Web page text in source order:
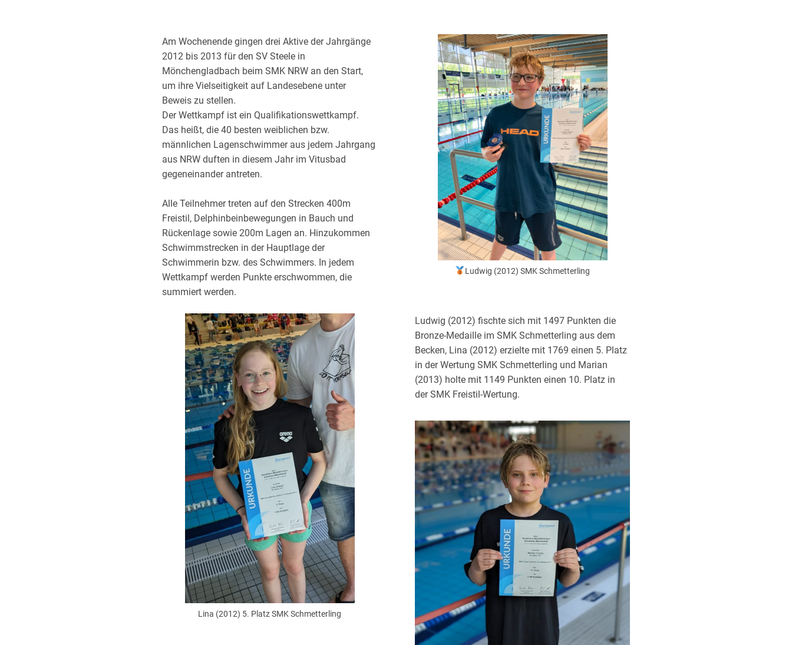
Am Wochenende gingen drei Aktive der Jahrgänge
2012 bis 2013 für den SV Steele in
Mönchengladbach beim SMK NRW an den Start,
um ihre Vielseitigkeit auf Landesebene unter
Beweis zu stellen.
Der Wettkampf ist ein Qualifikationswettkampf.
Das heißt, die 40 besten weiblichen bzw.
männlichen Lagenschwimmer aus jedem Jahrgang
aus NRW duften in diesem Jahr im Vitusbad
gegeneinander antreten.
Alle Teilnehmer treten auf den Strecken 400m
Freistil, Delphinbeinbewegungen in Bauch und
Rückenlage sowie 200m Lagen an. Hinzukommen
Schwimmstrecken in der Hauptlage der
Schwimmerin bzw. des Schwimmers. In jedem
Wettkampf werden Punkte erschwommen, die
summiert werden.
Ludwig (2012) SMK Schmetterling
Lina (2012) 5. Platz SMK Schmetterling
Ludwig (2012) fischte sich mit 1497 Punkten die
Bronze-Medaille im SMK Schmetterling aus dem
Becken, Lina (2012) erzielte mit 1769 einen 5. Platz
in der Wertung SMK Schmetterling und Marian
(2013) holte mit 1149 Punkten einen 10. Platz in
der SMK Freistil-Wertung.